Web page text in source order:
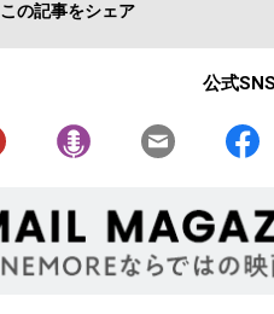
この記事をシェア
公式